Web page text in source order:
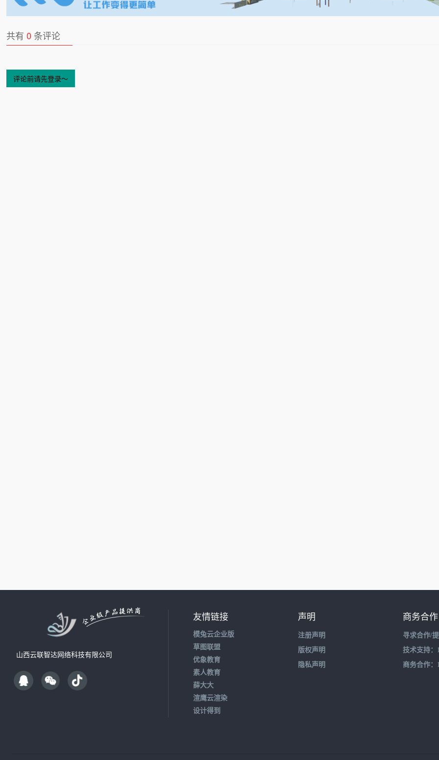
共有0 条评论
山西云联智达网络科技有限公司
友情链接
模兔云企业版
草图联盟
优象教育
素人教育
薛大大
渲鹰云渲染
设计得到
声明
注册声明
版权声明
隐私声明
商务合作
寻求合作/
技术支持：
商务合作：